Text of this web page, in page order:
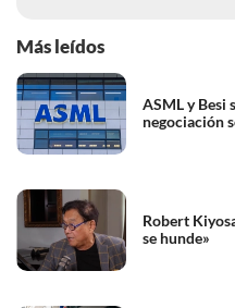
Más leídos
ASML y Besi
negociación
Robert
se hunde»